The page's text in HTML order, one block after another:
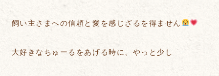
飼い主さまへの信頼と愛を感じざるを得ません
大好きなちゅーるをあげる時に、やっと少し